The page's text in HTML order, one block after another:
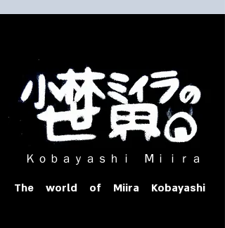
ｏｂａｙａｓｈｉ Ⅿｉｉｒａ​
The world of Miira Kobayashi